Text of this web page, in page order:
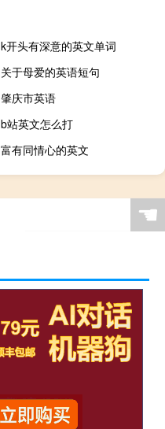
k开头有深意的英文单词
关于母爱的英语短句
肇庆市英语
b站英文怎么打
富有同情心的英文
☚